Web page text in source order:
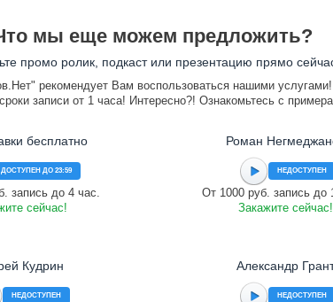
мы еще можем предложить?
промо ролик, подкаст или презентацию прямо
рекомендует Вам воспользоваться нашими
записи от 1 часа! Интересно?! Ознакомьтесь с
бесплатно
ДОСТУПЕН ДО 23:59
запись до 4 час.
сейчас!
Роман
НЕДОСТУПЕН
От 1000 руб. запись до
Закажите сейчас!
Кудрин
НЕДОСТУПЕН
Александр
НЕДОСТУПЕН